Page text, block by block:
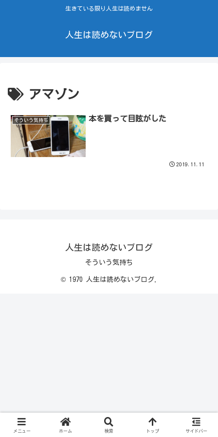
生きている限り人生は読めません
人生は読めないブログ
アマゾン
そういう気持ち 本を買って目眩がした
2019.11.11
人生は読めないブログ
そういう気持ち
© 1970 人生は読めないブログ.
メニュー ホーム 検索 トップ サイドバー